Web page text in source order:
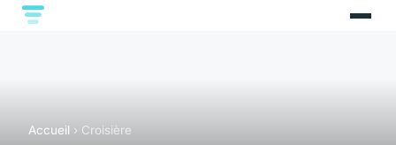
Accueil › Croisière